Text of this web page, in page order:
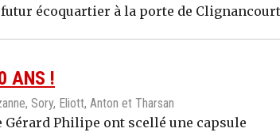
écoquartier à la porte de
ANS !
Sory, Eliott, Anton et Tharsan
Philipe ont scellé une capsule